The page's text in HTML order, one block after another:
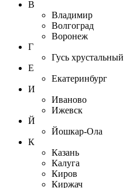
В
Владимир
Волгоград
Воронеж
Г
Гусь хрустальный
Е
Екатеринбург
И
Иваново
Ижевск
Й
Йошкар-Ола
К
Казань
Калуга
Киров
Киржач